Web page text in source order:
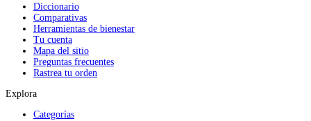
Diccionario
Comparativas
Herramientas de bienestar
Tu cuenta
Mapa del sitio
Preguntas frecuentes
Rastrea tu orden
Explora
Categorías